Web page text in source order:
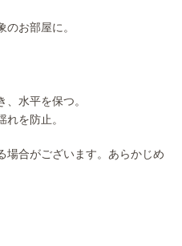
お部屋に。
水平を保つ。
を防止。
合がございます。あらかじめ